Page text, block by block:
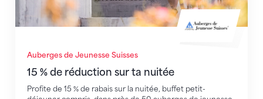
Auberges de Jeunesse Suisses
15 % de réduction sur ta nuitée
Profite de 15 % de rabais sur la nuitée, buffet petit-